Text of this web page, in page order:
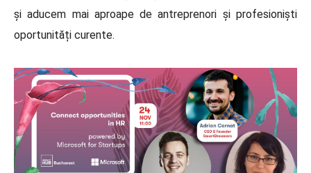
și aducem mai aproape de antreprenori și profesioniști
oportunități curente.